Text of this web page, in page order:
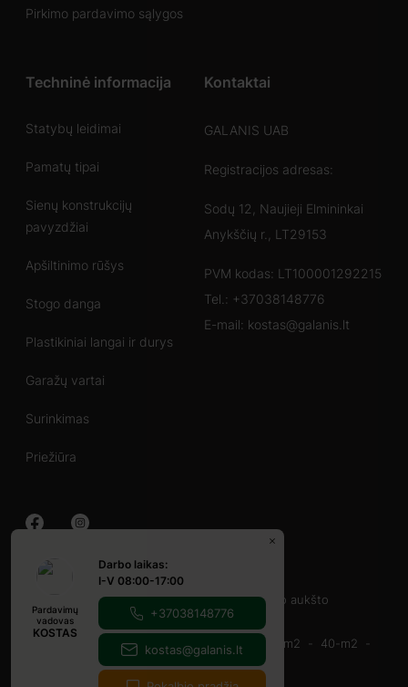
Pirkimo pardavimo sąlygos
Techninė informacija
Statybų leidimai
Pamatų tipai
Sienų konstrukcijų
pavyzdžiai
Apšiltinimo rūšys
Stogo danga
Plastikiniai langai ir durys
Garažų vartai
Surinkimas
Priežiūra
Kontaktai
GALANIS UAB
Registracijos adresas:
Sodų 12, Naujieji Elmininkai
Anykščių r., LT29153
PVM kodas: LT100001292215
Tel.: +37038148776
E-mail: kostas@galanis.lt
Mediniai namai
60-80 m2 su veranda
vieno aukšto
Mediniai nameliai
20-m2 20-30 kv. m. 30-40 m2
40-m2
su veranda
Pardavimų
vadovas
KOSTAS
Darbo laikas:
I-V 08:00-17:00
+37038148776
kostas@galanis.lt